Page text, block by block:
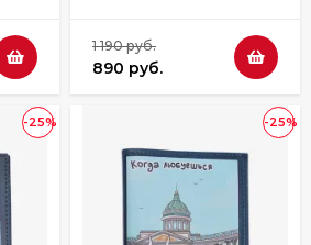
1 190 руб.
890 руб.
-25% -25%